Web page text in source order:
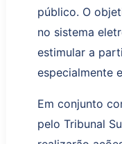
público. O
no sistema
estimular a
especialmente
Em conjunto
pelo Tribunal